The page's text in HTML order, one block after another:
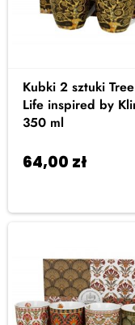
Kubki 2 sztuki
Life inspired by
350 ml
64,00 zł